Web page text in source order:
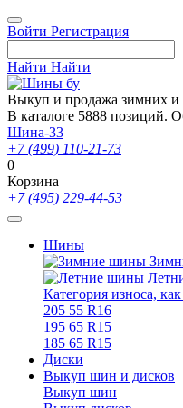
Войти Регистрация
Найти Найти
Выкуп и продажа зимних и
В каталоге 5888 позиций.
Шина-33
+7 (499) 110-21-73
0
Корзина
+7 (495) 229-44-53
Шины
Категория износа,
205 55 R16
195 65 R15
185 65 R15
Диски
Выкуп шин и дисков
Выкуп шин